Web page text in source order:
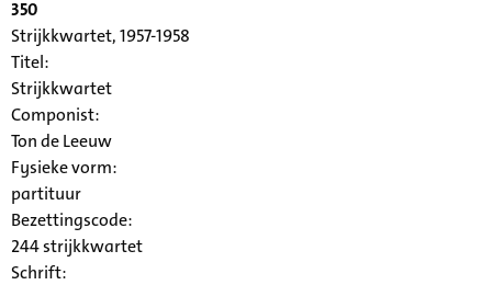
350
Strijkkwartet, 1957-1958
Titel:
Strijkkwartet
Componist:
Ton de Leeuw
Fysieke vorm:
partituur
Bezettingscode:
244 strijkkwartet
Schrift: